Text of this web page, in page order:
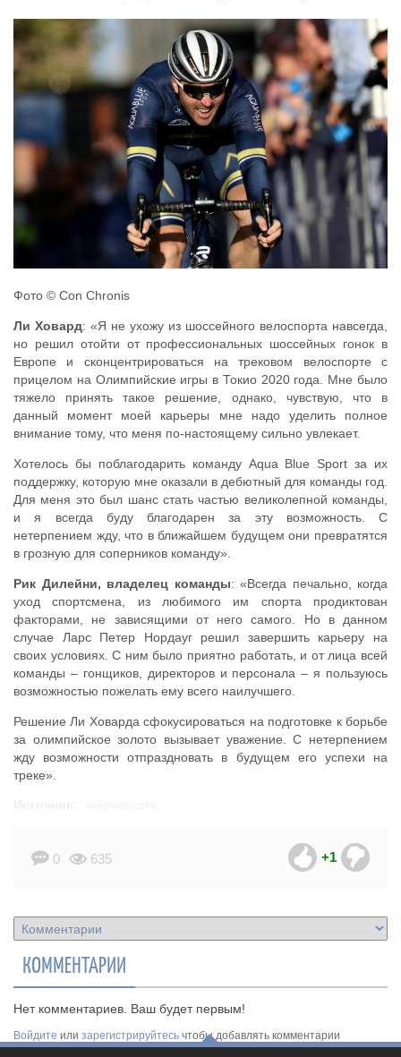
Фото © Con Chronis
Ли Ховард: «Я не ухожу из шоссейного велоспорта навсегда,
но решил отойти от профессиональных шоссейных гонок в
Европе и сконцентрироваться на трековом велоспорте с
прицелом на Олимпийские игры в Токио 2020 года. Мне было
тяжело принять такое решение, однако, чувствую, что в
данный момент моей карьеры мне надо уделить полное
внимание тому, что меня по-настоящему сильно увлекает.
Хотелось бы поблагодарить команду Aqua Blue Sport за их
поддержку, которую мне оказали в дебютный для команды год.
Для меня это был шанс стать частью великолепной команды,
и я всегда буду благодарен за эту возможность. С
нетерпением жду, что в ближайшем будущем они превратятся
в грозную для соперников команду».
Рик Дилейни, владелец команды: «Всегда печально, когда
уход спортсмена, из любимого им спорта продиктован
факторами, не зависящими от него самого. Но в данном
случае Ларс Петер Нордауг решил завершить карьеру на
своих условиях. С ним было приятно работать, и от лица всей
команды – гонщиков, директоров и персонала – я пользуюсь
возможностью пожелать ему всего наилучшего.
Решение Ли Ховарда сфокусироваться на подготовке к борьбе
за олимпийское золото вызывает уважение. С нетерпением
жду возможности отпраздновать в будущем его успехи на
треке».
0 635 +1
КОММЕНТАРИИ
Нет комментариев. Ваш будет первым!
Войдите или зарегистрируйтесь чтобы добавлять комментарии